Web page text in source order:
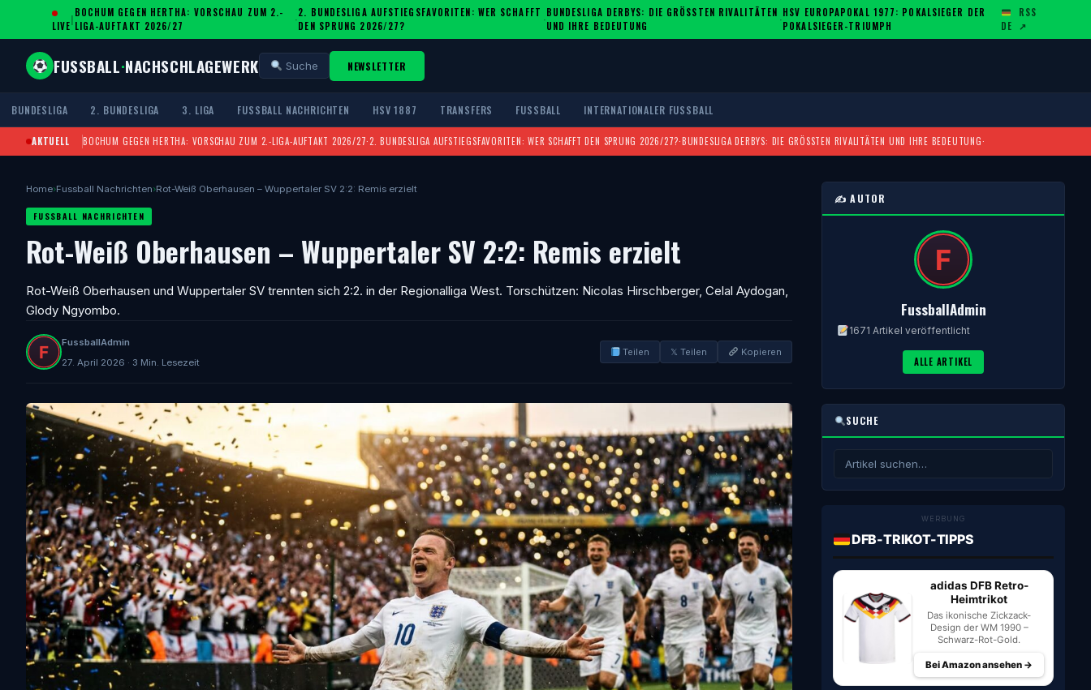
LIVE
|
BOCHUM GEGEN HERTHA: VORSCHAU ZUM 2.-
LIGA-AUFTAKT 2026/27
·
2. BUNDESLIGA AUFSTIEGSFAVORITEN: WER SCHAFFT
DEN SPRUNG 2026/27?
·
BUNDESLIGA DERBYS: DIE GRÖSSTEN RIVALITÄTEN U
ND IHRE BEDEUTUNG
·
HSV EUROPAPOKAL 1977: POKALSIEGER DER
POKALSIEGER-TRIUMPH
DE
RSS
↗
FUSSBALL·NACHSCHLAGEWERK Suche NEWSLETTER
BUNDESLIGA 2. BUNDESLIGA 3. LIGA FUSSBALL NACHRICHTEN HSV 1887 TRANSFERS FUSSBALL INTERNATIONALER FUSSBALL
AKTUELL BOCHUM GEGEN HERTHA: VORSCHAU ZUM 2.-LIGA-AUFTAKT 2026/27·2. BUNDESLIGA AUFSTIEGSFAVORITEN: WER SCHAFFT DEN SPRUNG 2026/27?·BUNDESLIGA DERBYS: DIE GRÖSSTEN RIVALITÄTEN UND IHRE BEDEUTUNG ·
Home›Fussball Nachrichten›Rot-Weiß Oberhausen – Wuppertaler SV 2:2: Remis erzielt
FUSSBALL NACHRICHTEN
Rot-Weiß Oberhausen – Wuppertaler SV 2:2: Remis erzielt
Rot-Weiß Oberhausen und Wuppertaler SV trennten sich 2:2. in der Regionalliga West. Torschützen: Nicolas Hirschberger, Celal Aydogan,
Glody Ngyombo.
FussballAdmin
27. April 2026 · 3 Min. Lesezeit
Teilen 𝕏 Teilen Kopieren
✍️ AUTOR
FussballAdmin
1671 Artikel veröffentlicht
ALLE ARTIKEL
SUCHE
WERBUNG
DFB-TRIKOT-TIPPS
adidas DFB Retro-
Heimtrikot
Das ikonische Zickzack-
Design der WM 1990 –
Schwarz-Rot-Gold.
Bei Amazon ansehen →